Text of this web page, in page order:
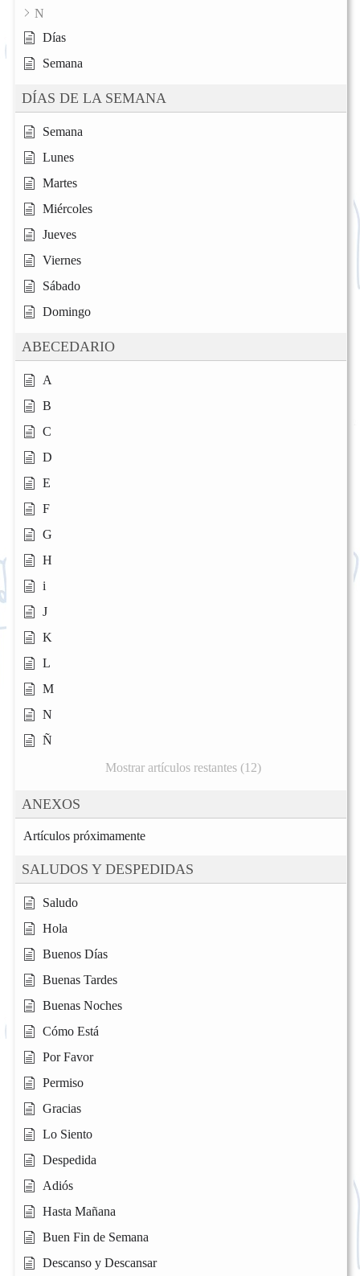
N
Días
Semana
DÍAS DE LA SEMANA
Semana
Lunes
Martes
Miércoles
Jueves
Viernes
Sábado
Domingo
ABECEDARIO
A
B
C
D
E
F
G
H
i
J
K
L
M
N
Ñ
Mostrar artículos restantes (12)
ANEXOS
Artículos próximamente
SALUDOS Y DESPEDIDAS
Saludo
Hola
Buenos Días
Buenas Tardes
Buenas Noches
Cómo Está
Por Favor
Permiso
Gracias
Lo Siento
Despedida
Adiós
Hasta Mañana
Buen Fin de Semana
Descanso y Descansar